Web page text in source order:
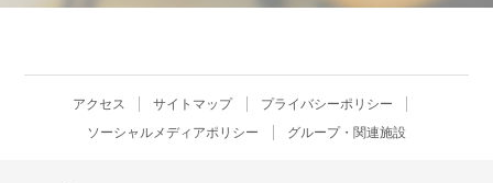
アクセス サイトマップ
プライバシーポリシー
ソーシャルメディアポリシー
グループ・関連施設